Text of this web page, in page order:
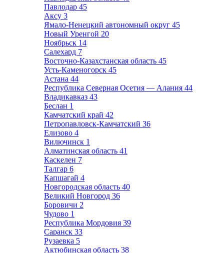
Павлодар 45
Аксу 3
Ямало-Ненецкий автономный округ 45
Новый Уренгой 20
Ноябрьск 14
Салехард 7
Восточно-Казахстанская область 45
Усть-Каменогорск 45
Астана 44
Республика Северная Осетия — Алания 44
Владикавказ 43
Беслан 1
Камчатский край 42
Петропавловск-Камчатский 36
Елизово 4
Вилючинск 1
Алматинская область 41
Каскелен 7
Талгар 6
Капшагай 4
Новгородская область 40
Великий Новгород 36
Боровичи 2
Чудово 1
Республика Мордовия 39
Саранск 33
Рузаевка 5
Актюбинская область 38